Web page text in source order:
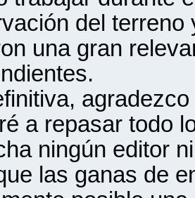
del
una gran
a repasar todo
ningún editor
las ganas de